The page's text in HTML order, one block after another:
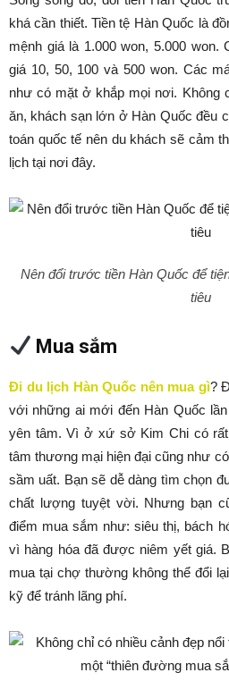
khá cần thiết. Tiền tệ Hàn Quốc là
mệnh giá là 1.000 won, 5.000 won.
giá 10, 50, 100 và 500 won. Các
như có mặt ở khắp mọi nơi. Không
ăn, khách sạn lớn ở Hàn Quốc đều
toán quốc tế nên du khách sẽ cảm
lịch tại nơi đây.
Nên đổi trước tiền Hàn Quốc để
tiêu
Mua sắm
Đi du lịch Hàn Quốc nên mua gì?
với những ai mới đến Hàn Quốc
yên tâm. Vì ở xứ sở Kim Chi có
tâm thương mại hiện đại cũng như
sầm uất. Bạn sẽ dễ dàng tìm chọn
chất lượng tuyệt vời. Nhưng bạn
điểm mua sắm như: siêu thị, bách
vì hàng hóa đã được niêm yết giá.
mua tại chợ thường không thể đổi
kỹ để tránh lãng phí.